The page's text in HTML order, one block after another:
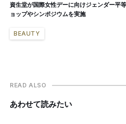
資生堂が国際女性デーに向けジェンダー
ョップやシンポジウムを実施
BEAUTY
READ ALSO
あわせて読みたい